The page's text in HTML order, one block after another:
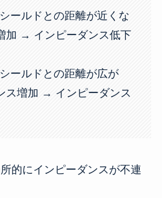
ールドとの距離が近くな
加 → インピーダンス低下
ールドとの距離が広が
ス増加 → インピーダンス
にインピーダンスが不連